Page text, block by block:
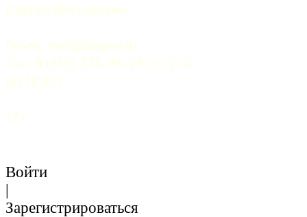
Сергей Викторович.
Почта: mail@5uglov.ru
Тел. 8 (812) 274-35-25 (c 12.00
до 18.00)
12+
Войти
|
Зарегистрироваться